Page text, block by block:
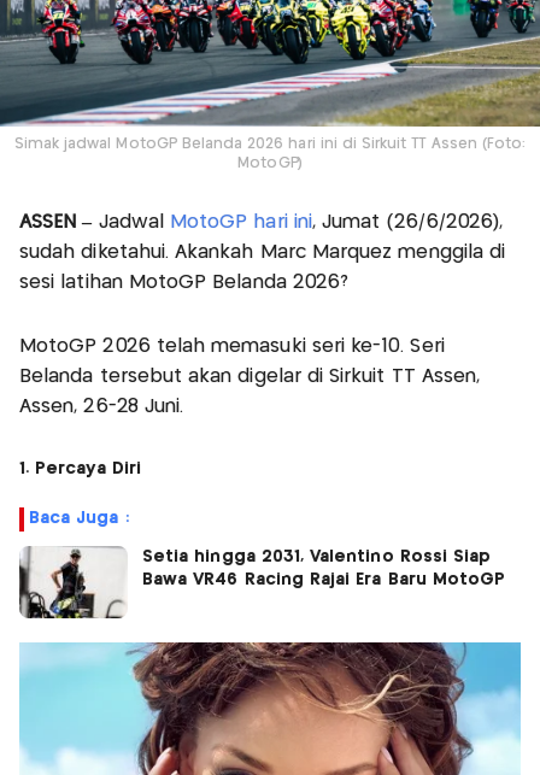
Simak jadwal MotoGP Belanda 2026 hari ini di Sirkuit TT Assen (Foto:
MotoGP)
ASSEN –Jadwal MotoGP hari ini, Jumat (26/6/2026),
sudah diketahui. Akankah Marc Marquez menggila di
sesi latihan MotoGP Belanda 2026?
MotoGP 2026 telah memasuki seri ke-10. Seri
Belanda tersebut akan digelar di Sirkuit TT Assen,
Assen, 26-28 Juni.
1. Percaya Diri
Baca Juga :
Setia hingga 2031, Valentino Rossi Siap
Bawa VR46 Racing Rajai Era Baru MotoGP